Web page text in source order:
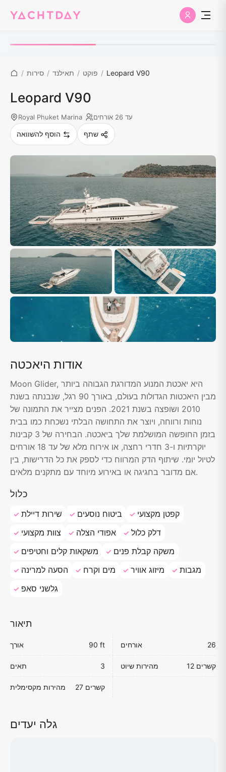
/ סירות / תאילנד / פוקט / Leopard V90
Leopard V90
Royal Phuket Marina עד 26 אורחים
הוסף להשוואה שתף
אודות היאכטה
Moon Glider, היא יאכטת המנוע המדורגת הגבוהה ביותר
מבין היאכטות הגדולות בעולם, באורך 90 רגל, שנבנתה בשנת
2010 ושופצה בשנת 2021. הפנים מצייר את התמונה של
נוחות ורווחה, ויוצר את התחושה הבלתי נשכחת כמו בבית
בזמן החופשה המושלמת שלך ביאכטה. הבחירה של 3 קבינות
יוקרתיות ו-3 חדרי רחצה, או אירוח מלא של עד 18 אורחים
לטיול יומי. שיתוף הדק המרווח כדי לספק את כל הדרישות, בין
אם מדובר בחגיגה או באירוע מיוחד עם מתקנים מלאים.
כלול
שירות דיילת ביטוח נוסעים
קפטן מקצועי
צוות מקצועי
אפודי הצלה
דלק כלול
משקאות קלים וחטיפים
משקה קבלת פנים
הסעה למרינה
מים וקרח מיזוג אוויר
מגבות
גלשני סאפ
תיאור
אורך 90 ft אורחים 26
תאים 3 מהירות שיוט 12 קשרים
מהירות מקסימלית 27 קשרים
גלה יעדים